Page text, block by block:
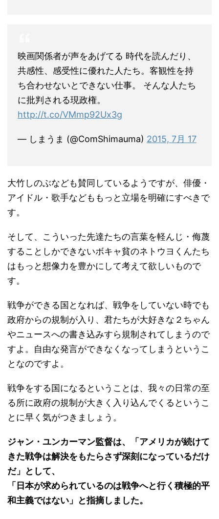
映画関係者が声をあげてる 時代を読んだり、
共感性、感受性に優れた人たち。客観性を持
ち合わせないとできない仕事。 そんな人たち
に批判される現政権。
http://t.co/VMmp92Ux3g
— しまうま (@ComShimauma) 2015, 7月 17
大竹しのぶなども賛同しているようですが、俳優・
アイドル・歌手などももっと立場を明確にすべきで
す。
そして、こういった先達たちの言葉を軽んじ・侮蔑
することしかできないボキャ貧のネトウヨくんたち
はもっと想像力を豊かにして考えて欲しいもので
す。
戦争ができる国となれば、戦争をしていない時でも
政府からの規制が入り、君たちが大好きな２ちゃん
やニュースへの書き込みすら規制されてしまうので
すよ。自由な発言ができなくなってしまうというこ
となのですよ。
戦争をする国になるということは、我々の日常の至
る所に政府の規制が大きく入り込んでくるというこ
とに早く気がつきましょう。
ジャン・ユンカーマン監督は、「アメリカが続けて
きた戦争は解決をもたらさず深刻になっているだけ
だ」として、
「日本が求められているのは戦争へと行く積極的平
和主義ではない」と指摘しました。